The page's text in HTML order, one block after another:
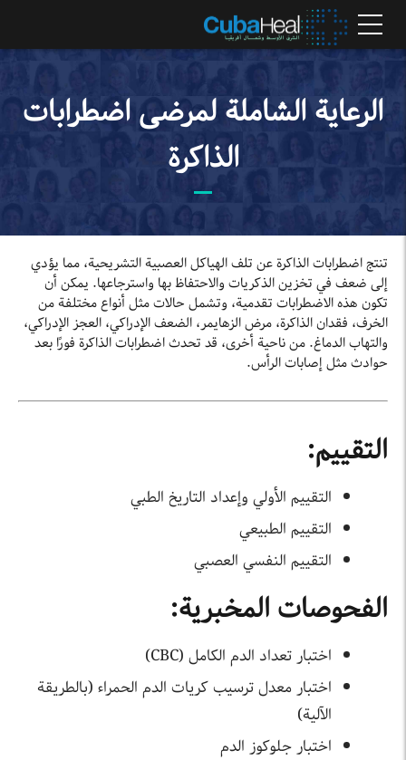
الرعاية الشاملة لمرضى اضطرابات
الذاكرة
تنتج اضطرابات الذاكرة عن تلف الهياكل العصبية التشريحية، مما يؤدي
إلى ضعف في تخزين الذكريات والاحتفاظ بها واسترجاعها. يمكن أن
تكون هذه الاضطرابات تقدمية، وتشمل حالات مثل أنواع مختلفة من
الخرف، فقدان الذاكرة، مرض الزهايمر، الضعف الإدراكي، العجز الإدراكي،
والتهاب الدماغ. من ناحية أخرى، قد تحدث اضطرابات الذاكرة فورًا بعد
حوادث مثل إصابات الرأس.
التقييم:
التقييم الأولي وإعداد التاريخ الطبي
التقييم الطبيعي
التقييم النفسي العصبي
الفحوصات المخبرية:
اختبار تعداد الدم الكامل (CBC)
اختبار معدل ترسيب كريات الدم الحمراء (بالطريقة
الآلية)
اختبار جلوكوز الدم